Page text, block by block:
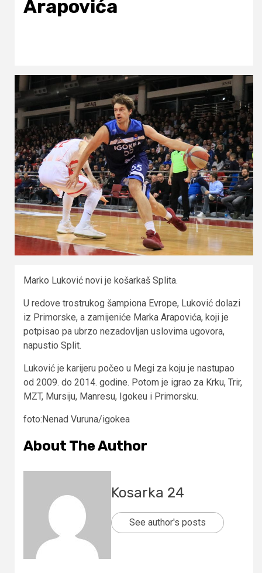
Arapovića
Marko Luković novi je košarkaš Splita.
U redove trostrukog šampiona Evrope, Luković dolazi
iz Primorske, a zamijeniće Marka Arapovića, koji je
potpisao pa ubrzo nezadovljan uslovima ugovora,
napustio Split.
Luković je karijeru počeo u Megi za koju je nastupao
od 2009. do 2014. godine. Potom je igrao za Krku, Trir,
MZT, Mursiju, Manresu, Igokeu i Primorsku.
foto:Nenad Vuruna/igokea
About The Author
Kosarka 24
See author's posts